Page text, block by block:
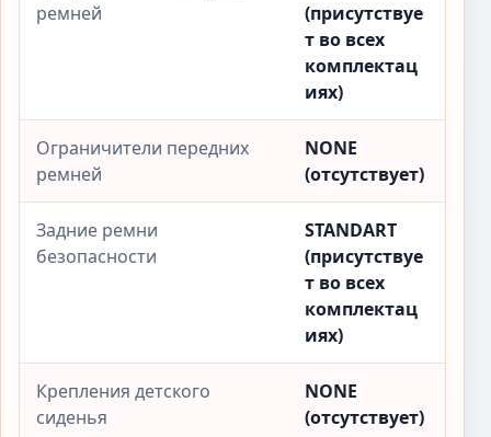
ремней
(присутствуе
т во всех
комплектац
иях)
Ограничители передних
ремней
NONE
(отсутствует)
Задние ремни
безопасности
STANDART
(присутствуе
т во всех
комплектац
иях)
Крепления детского
сиденья
NONE
(отсутствует)